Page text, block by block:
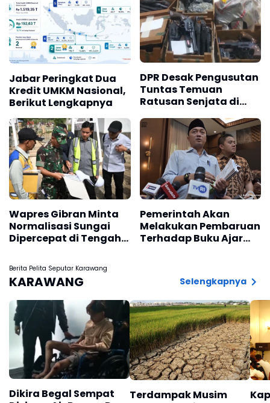
Jabar Peringkat Dua
Kredit UMKM Nasional,
Berikut Lengkapnya
DPR Desak Pengusutan
Tuntas Temuan
Ratusan Senjata di
Wapres Gibran Minta
Normalisasi Sungai
Dipercepat di Tengah
Pascabencana
Pemerintah Akan
Melakukan Pembaruan
Terhadap Buku Ajar
Berita Pelita Seputar Karawang
KARAWANG Selengkapnya
Dikira Begal Sempat
Terdampak Musim